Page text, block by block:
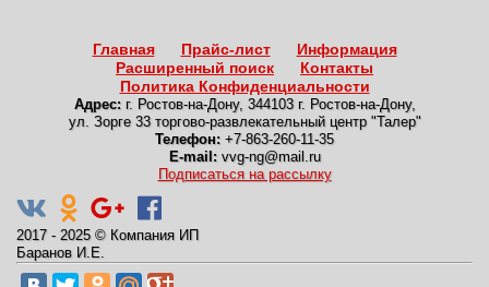
Главная Прайс-лист
Информация
Расширенный поиск
Контакты
Политика Конфиденциальности
Адрес: г. Ростов-на-Дону, 344103 г. Ростов-на-Дону,
ул. Зорге 33 торгово-развлекательный центр "Талер"
Телефон: +7-863-260-11-35
E-mail: vvg-ng@mail.ru
Подписаться на рассылку
2017 - 2025 © Компания ИП
Баранов И.Е.